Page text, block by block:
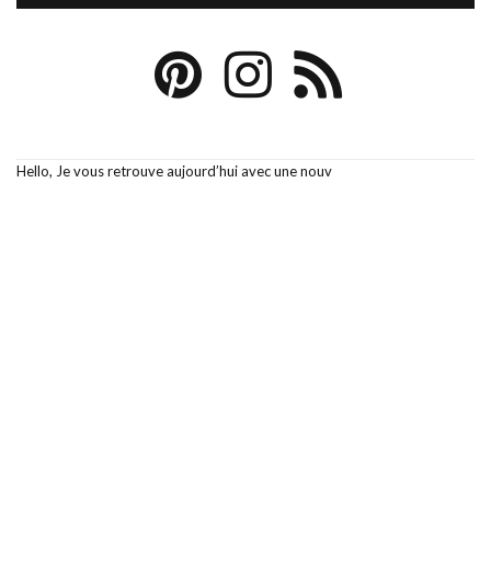
Hello, Je vous retrouve aujourd’hui avec une nouv